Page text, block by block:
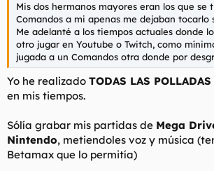
Mis dos hermanos mayores eran los que se
Comandos a mi apenas me dejaban tocarlo
Me adelanté a los tiempos actuales donde
otro jugar en Youtube o Twitch, como
jugada a un Comandos otra donde por
Yo he realizado TODAS LAS POLLADAS
en mis tiempos.
Sólía grabar mis partidas de Mega
Nintendo, metiendoles voz y música
Betamax que lo permitía)